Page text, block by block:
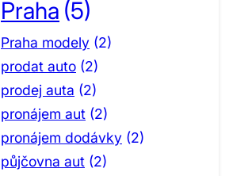
Praha (5)
Praha modely (2)
prodat auto (2)
prodej auta (2)
pronájem aut (2)
pronájem dodávky (2)
půjčovna aut (2)